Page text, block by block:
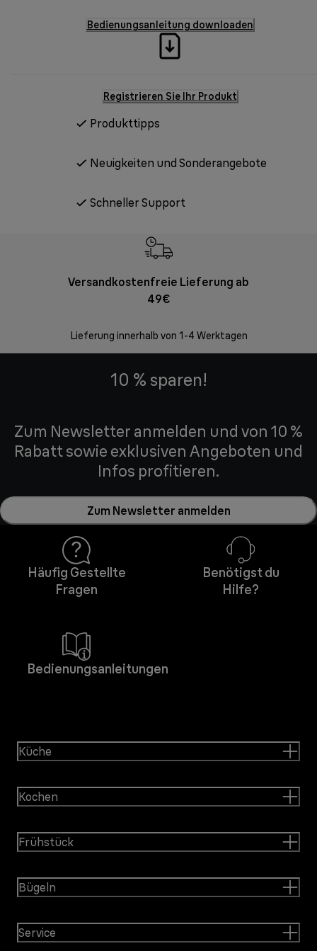
Bedienungsanleitung downloaden
Registrieren Sie Ihr Produkt
Produkttipps
Neuigkeiten und Sonderangebote
Schneller Support
Versandkostenfreie Lieferung ab
49€
Lieferung innerhalb von 1-4 Werktagen
10 % sparen!
Zum Newsletter anmelden und von 10 %
Rabatt sowie exklusiven Angeboten und
Infos profitieren.
Zum Newsletter anmelden
Häufig Gestellte
Fragen
Benötigst du
Hilfe?
Bedienungsanleitungen
Küche
Kochen
Frühstück
Bügeln
Service